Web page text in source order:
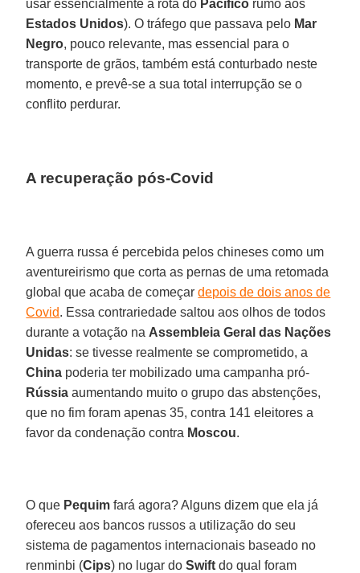
usar essencialmente a rota do Pacífico rumo aos
Estados Unidos). O tráfego que passava pelo Mar
Negro, pouco relevante, mas essencial para o
transporte de grãos, também está conturbado neste
momento, e prevê-se a sua total interrupção se o
conflito perdurar.
A recuperação pós-Covid
A guerra russa é percebida pelos chineses como um
aventureirismo que corta as pernas de uma retomada
global que acaba de começardepois de dois anos de
Covid. Essa contrariedade saltou aos olhos de todos
durante a votação na Assembleia Geral das Nações
Unidas: se tivesse realmente se comprometido, a
China poderia ter mobilizado uma campanha pró-
Rússia aumentando muito o grupo das abstenções,
que no fim foram apenas 35, contra 141 eleitores a
favor da condenação contra Moscou.
O que Pequim fará agora? Alguns dizem que ela já
ofereceu aos bancos russos a utilização do seu
sistema de pagamentos internacionais baseado no
renminbi (Cips) no lugar doSwift do qual foram